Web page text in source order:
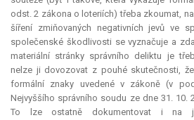
odst. 2 zákona o loteriích) třeba zkoumat,
šíření zmiňovaných negativních jevů ve
společenské škodlivosti se vyznačuje a
materiální stránky správního deliktu je
nelze ji dovozovat z pouhé skutečnosti,
formální znaky uvedené v zákoně (v
Nejvyššího správního soudu ze dne 31. 10.
To lze ostatně dokumentovat i na